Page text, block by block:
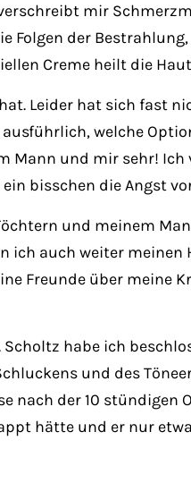
mir
der
Creme heilt die
Leider hat sich fast
welche
Mann und mir sehr!
bisschen die Angst
und meinem
ich auch weiter meinen
Freunde über meine
habe ich
und des
nach der 10 stündigen
hätte und er nur